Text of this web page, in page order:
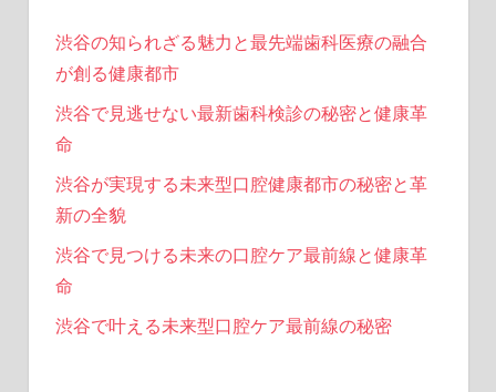
渋谷の知られざる魅力と最先端歯科医療の融合
が創る健康都市
渋谷で見逃せない最新歯科検診の秘密と健康革
命
渋谷が実現する未来型口腔健康都市の秘密と革
新の全貌
渋谷で見つける未来の口腔ケア最前線と健康革
命
渋谷で叶える未来型口腔ケア最前線の秘密